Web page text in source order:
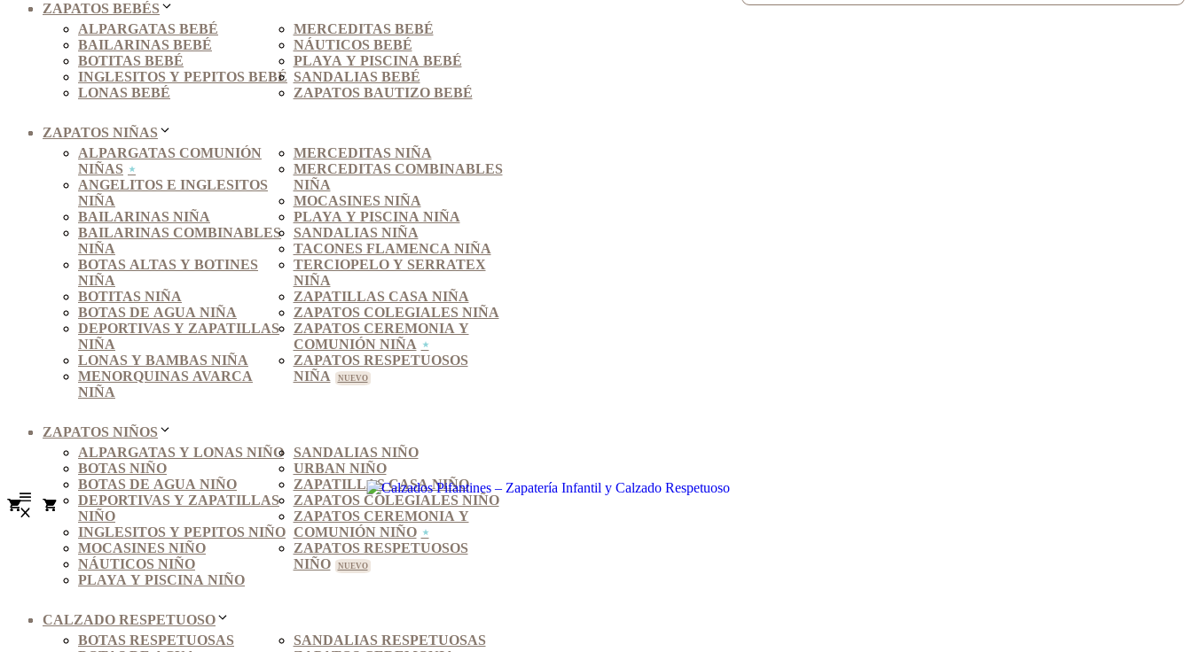
ZAPATOS BEBÉS
ALPARGATAS BEBÉ
BAILARINAS BEBÉ
BOTITAS BEBÉ
INGLESITOS Y PEPITOS BEBÉ
LONAS BEBÉ
MERCEDITAS BEBÉ
NÁUTICOS BEBÉ
PLAYA Y PISCINA BEBÉ
SANDALIAS BEBÉ
ZAPATOS BAUTIZO BEBÉ
ZAPATOS NIÑAS
ALPARGATAS COMUNIÓN
NIÑAS
ANGELITOS E INGLESITOS
NIÑA
BAILARINAS NIÑA
BAILARINAS COMBINABLES
NIÑA
BOTAS ALTAS Y BOTINES
NIÑA
BOTITAS NIÑA
BOTAS DE AGUA NIÑA
DEPORTIVAS Y ZAPATILLAS
NIÑA
LONAS Y BAMBAS NIÑA
MENORQUINAS AVARCA
NIÑA
MERCEDITAS NIÑA
MERCEDITAS COMBINABLES
NIÑA
MOCASINES NIÑA
PLAYA Y PISCINA NIÑA
SANDALIAS NIÑA
TACONES FLAMENCA NIÑA
TERCIOPELO Y SERRATEX
NIÑA
ZAPATILLAS CASA NIÑA
ZAPATOS COLEGIALES NIÑA
ZAPATOS CEREMONIA Y
COMUNIÓN NIÑA
ZAPATOS RESPETUOSOS
NIÑA
ZAPATOS NIÑOS
ALPARGATAS Y LONAS NIÑO
BOTAS NIÑO
BOTAS DE AGUA NIÑO
DEPORTIVAS Y ZAPATILLAS
NIÑO
INGLESITOS Y PEPITOS NIÑO
MOCASINES NIÑO
NÁUTICOS NIÑO
PLAYA Y PISCINA NIÑO
SANDALIAS NIÑO
URBAN NIÑO
ZAPATILLAS CASA NIÑO
ZAPATOS COLEGIALES NIÑO
ZAPATOS CEREMONIA Y
COMUNIÓN NIÑO
ZAPATOS RESPETUOSOS
NIÑO
CALZADO RESPETUOSO
BOTAS RESPETUOSAS
SANDALIAS RESPETUOSAS